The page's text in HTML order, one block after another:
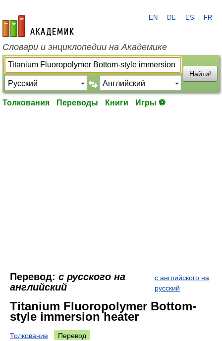
academic.ru
EN DE ES FR
Словари и энциклопедии на Академике
Найти!
Толкования Переводы Книги Игры ⚽
Перевод: с русского на
английский
с английского на
русский
Titanium Fluoropolymer Bottom-
style immersion heater
Толкование Перевод